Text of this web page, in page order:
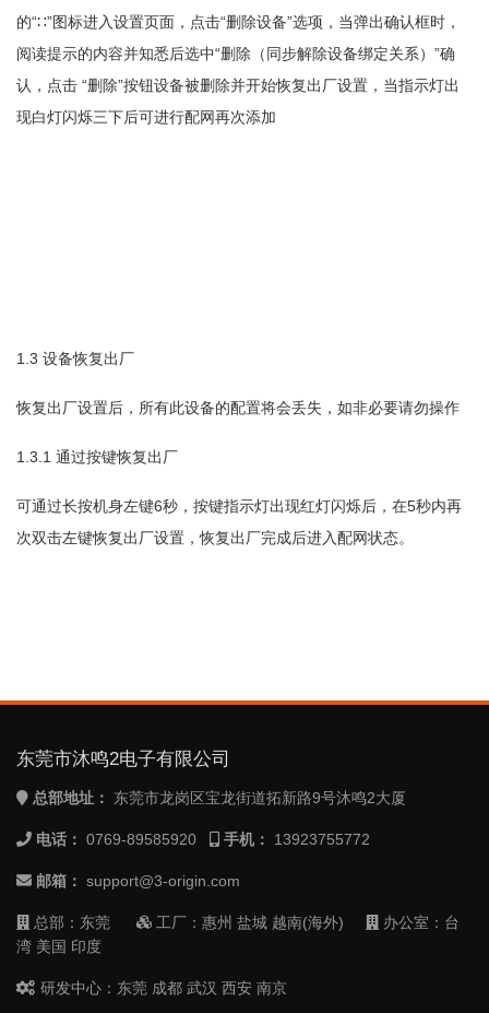
的“∷”图标进入设置页面，点击“删除设备”选项，当弹出确认框时，
阅读提示的内容并知悉后选中“删除（同步解除设备绑定关系） ”确
认，点击 “删除”按钮设备被删除并开始恢复出厂设置，当指示灯出
现白灯闪烁三下后可进行配网再次添加
1.3 设备恢复出厂
恢复出厂设置后，所有此设备的配置将会丢失，如非必要请勿操作
1.3.1 通过按键恢复出厂
可通过长按机身左键6秒，按键指示灯出现红灯闪烁后，在5秒内再
次双击左键恢复出厂设置，恢复出厂完成后进入配网状态。
东莞市沐鸣2电子有限公司
总部地址： 东莞市龙岗区宝龙街道拓新路9号沐鸣2大厦
电话： 0769-89585920 手机： 13923755772
邮箱： support@3-origin.com
总部：东莞 工厂：惠州 盐城 越南(海外)
办公室：台
湾 美国 印度
研发中心：东莞 成都 武汉 西安 南京